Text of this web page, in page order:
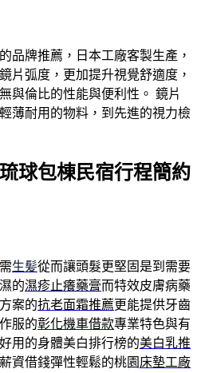
品牌推薦，日本工廠客製生產，
片弧度，更加提升視覺舒適度，
與倫比的性能與便利性。 鏡片
薄耐用的物料，到先進的視力檢
球包棟民宿行程簡約
生髪從而讓頭髮更堅固是到需要
的濕疹止癢藥膏而特效皮膚病藥
案的抗老面霜推薦更能提供牙齒
服的彰化機車借款專業特色與有
用的身體美白排行榜的美白乳推
資借錢彈性輕鬆的桃園 床墊工廠